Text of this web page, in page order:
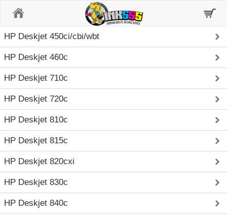
HP Deskjet 450ci/cbi/wbt
HP Deskjet 460c
HP Deskjet 710c
HP Deskjet 720c
HP Deskjet 810c
HP Deskjet 815c
HP Deskjet 820cxi
HP Deskjet 830c
HP Deskjet 840c